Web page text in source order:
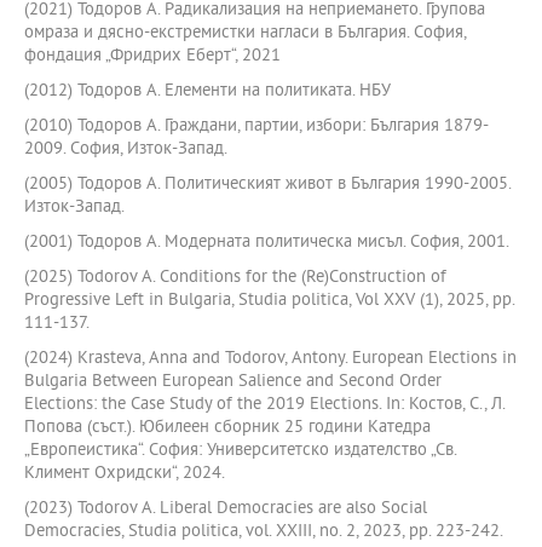
(2021) Тодоров А. Радикализация на неприемането. Групова
омраза и дясно-екстремистки нагласи в България. София,
фондация „Фридрих Еберт“, 2021
(2012) Тодоров А. Елементи на политиката. НБУ
(2010) Тодоров А. Граждани, партии, избори: България 1879-
2009. София, Изток-Запад.
(2005) Тодоров А. Политическият живот в България 1990-2005.
Изток-Запад.
(2001) Тодоров А. Модерната политическа мисъл. София, 2001.
(2025) Todorov A. Conditions for the (Re)Construction of
Progressive Left in Bulgaria, Studia politica, Vol XXV (1), 2025, pp.
111-137.
(2024) Krasteva, Anna and Todorov, Antony. European Elections in
Bulgaria Between European Salience and Second Order
Elections: the Case Study of the 2019 Elections. In: Костов, С., Л.
Попова (съст.). Юбилеен сборник 25 години Катедра
„Европеистика“. София: Университетско издателство „Св.
Климент Охридски“, 2024.
(2023) Todorov A. Liberal Democracies are also Social
Democracies, Studia politica, vol. XXIII, no. 2, 2023, pp. 223-242.